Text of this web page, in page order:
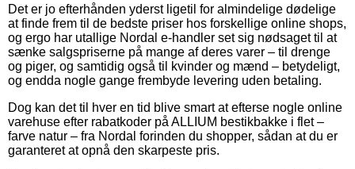
Det er jo efterhånden yderst ligetil for almindelige dødelige
at finde frem til de bedste priser hos forskellige online shops,
og ergo har utallige Nordal e-handler set sig nødsaget til at
sænke salgspriserne på mange af deres varer – til drenge
og piger, og samtidig også til kvinder og mænd – betydeligt,
og endda nogle gange frembyde levering uden betaling.
Dog kan det til hver en tid blive smart at efterse nogle online
varehuse efter rabatkoder på ALLIUM bestikbakke i flet –
farve natur – fra Nordal forinden du shopper, sådan at du er
garanteret at opnå den skarpeste pris.